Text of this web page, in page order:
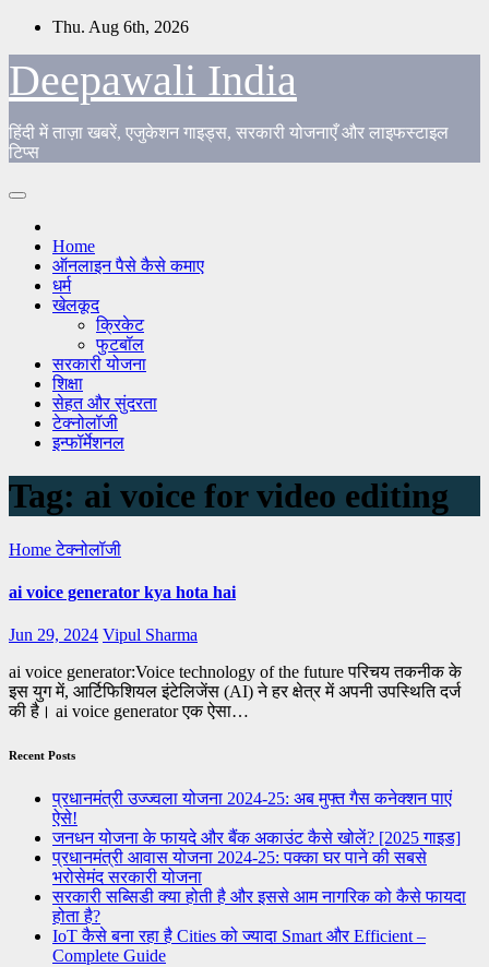
Skip
content
Thu. Aug 6th, 2026
Deepawali India
हिंदी में ताज़ा खबरें, एजुकेशन गाइड्स, सरकारी योजनाएँ और लाइफस्टाइल
टिप्स
Home
ऑनलाइन पैसे कैसे कमाए
धर्म
खेलकूद
क्रिकेट
फुटबॉल
सरकारी योजना
शिक्षा
सेहत और सुंदरता
टेक्नोलॉजी
इन्फॉर्मेशनल
Tag: ai voice for video editing
Homeटेक्नोलॉजी
ai voice generator kya hota hai
Jun 29, 2024 Vipul Sharma
ai voice generator:Voice technology of the future परिचय तकनीक के
इस युग में, आर्टिफिशियल इंटेलिजेंस (AI) ने हर क्षेत्र में अपनी उपस्थिति दर्ज
की है। ai voice generator एक ऐसा…
Recent Posts
प्रधानमंत्री उज्ज्वला योजना 2024-25: अब मुफ्त गैस कनेक्शन पाएं
ऐसे!
जनधन योजना के फायदे और बैंक अकाउंट कैसे खोलें? [2025 गाइड]
प्रधानमंत्री आवास योजना 2024-25: पक्का घर पाने की सबसे
भरोसेमंद सरकारी योजना
सरकारी सब्सिडी क्या होती है और इससे आम नागरिक को कैसे फायदा
होता है?
IoT कैसे बना रहा है Cities को ज्यादा Smart और Efficient –
Complete Guide